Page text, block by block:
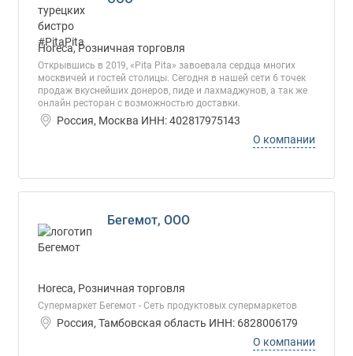
Horeca, Розничная торговля
Открывшись в 2019, «Pita Pita» завоевала сердца многих
москвичей и гостей столицы. Сегодня в нашей сети 6 точек
продаж вкуснейших донеров, пиде и лахмаджунов, а так же
онлайн ресторан с возможностью доставки.
Россия, Москва ИНН: 402817975143
О компании
Бегемот, ООО
Horeca, Розничная торговля
Супермаркет Бегемот - Сеть продуктовых супермаркетов
Россия, Тамбовская область ИНН: 6828006179
О компании